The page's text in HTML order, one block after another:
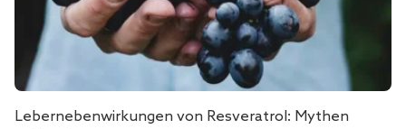
Lebernebenwirkungen von Resveratrol: Mythen